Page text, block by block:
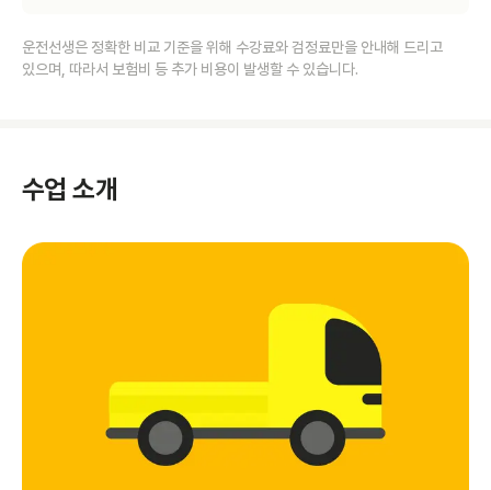
운전선생은 정확한 비교 기준을 위해 수강료와 검정료만을 안내해 드리고
있으며, 따라서 보험비 등 추가 비용이 발생할 수 있습니다.
수업 소개